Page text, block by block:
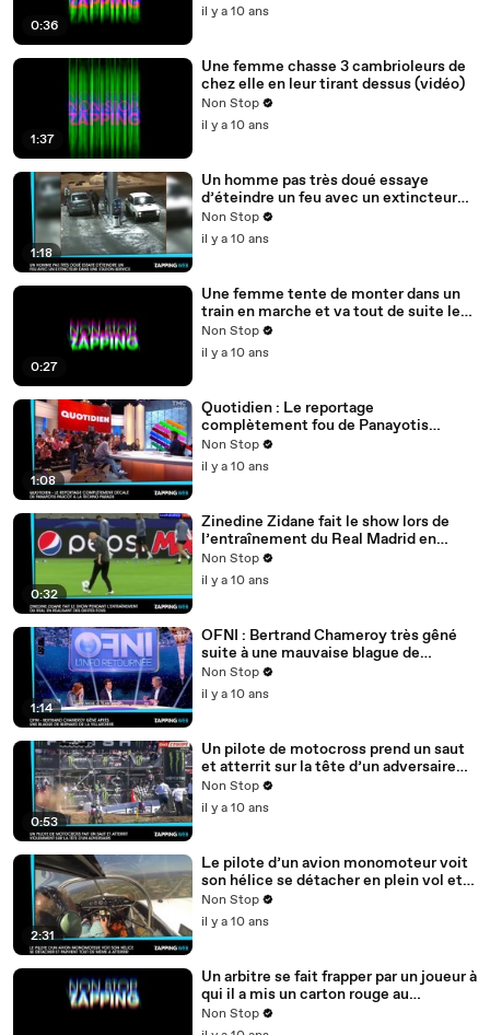
0:36
il y a 10 ans
1:37
Une femme chasse 3 cambrioleurs de
chez elle en leur tirant dessus (vidéo)
Non Stop
il y a 10 ans
1:18
Un homme pas très doué essaye
d’éteindre un feu avec un extincteur
dans une station-service (vidéo)
Non Stop
il y a 10 ans
0:27
Une femme tente de monter dans un
train en marche et va tout de suite le
regretter (vidéo)
Non Stop
il y a 10 ans
1:08
Quotidien : Le reportage
complètement fou de Panayotis
Pascot à la Techno Parade (vidéo)
Non Stop
il y a 10 ans
0:32
Zinedine Zidane fait le show lors de
l’entraînement du Real Madrid en
réalisant des gestes fous (vidéo)
Non Stop
il y a 10 ans
1:14
OFNI : Bertrand Chameroy très gêné
suite à une mauvaise blague de
Bernard de La Villardière (vidéo)
Non Stop
il y a 10 ans
0:53
Un pilote de motocross prend un saut
et atterrit sur la tête d’un adversaire
(vidéo)
Non Stop
il y a 10 ans
2:31
Le pilote d’un avion monomoteur voit
son hélice se détacher en plein vol et
parvient tout de même à atterrir
(vidéo)
Non Stop
il y a 10 ans
Un arbitre se fait frapper par un joueur à
qui il a mis un carton rouge au
Zimbabwe (vidéo)
Non Stop